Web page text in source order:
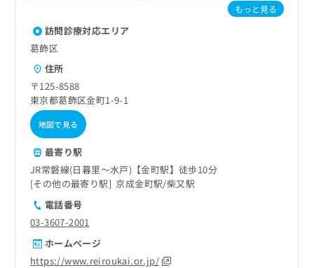
もっと見る
訪問診療対応エリア
葛飾区
住所
〒125-8588
東京都葛飾区金町1-9-1
地図で見る
最寄り駅
JR常磐線(日暮里～水戸)【金町駅】徒歩10分
その他の最寄り駅
京成金町駅 柴又駅
電話番号
03-3607-2001
ホームページ
https://www.reiroukai.or.jp/